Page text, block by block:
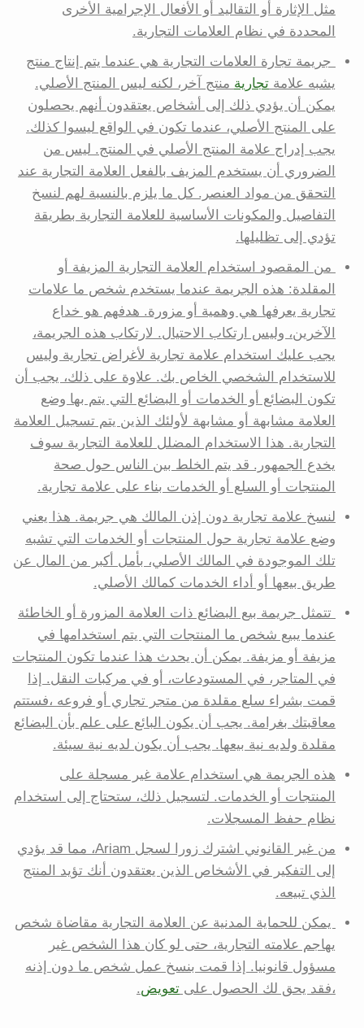
مثل الإثارة أو التقاليد أو الأفعال الإجرامية الأخرى
المحددة في نظام العلامات التجارية.
جريمة تجارة العلامات التجارية هي عندما يتم إنتاج منتج
يشبه علامة تجارية منتج آخر، لكنه ليس المنتج الأصلي.
يمكن أن يؤدي ذلك إلى أشخاص يعتقدون أنهم يحصلون
على المنتج الأصلي، عندما تكون في الواقع ليسوا كذلك.
يجب إدراج علامة المنتج الأصلي في المنتج. ليس من
الضروري أن يستخدم المزيف بالفعل العلامة التجارية عند
التحقق من مواد العنصر. كل ما يلزم بالنسبة لهم لنسخ
التفاصيل والمكونات الأساسية للعلامة التجارية بطريقة
تؤدي إلى تظليلها.
من المقصود استخدام العلامة التجارية المزيفة أو
المقلدة: هذه الجريمة عندما يستخدم شخص ما علامات
تجارية يعرفها هي وهمية أو مزورة. هدفهم هو خداع
الآخرين، وليس ارتكاب الاحتيال. لارتكاب هذه الجريمة،
يجب عليك استخدام علامة تجارية لأغراض تجارية وليس
للاستخدام الشخصي الخاص بك. علاوة على ذلك، يجب أن
تكون البضائع أو الخدمات أو البضائع التي يتم بها وضع
العلامة مشابهة أو مشابهة لأولئك الذين يتم تسجيل العلامة
التجارية. هذا الاستخدام المضلل للعلامة التجارية سوف
يخدع الجمهور. قد يتم الخلط بين الناس حول صحة
المنتجات أو السلع أو الخدمات بناء على علامة تجارية.
لنسخ علامة تجارية دون إذن المالك هي جريمة. هذا يعني
وضع علامة تجارية حول المنتجات أو الخدمات التي تشبه
تلك الموجودة في المالك الأصلي، بأمل أكبر من المال عن
طريق بيعها أو أداء الخدمات كمالك الأصلي.
تتمثل جريمة بيع البضائع ذات العلامة المزورة أو الخاطئة
عندما يبيع شخص ما المنتجات التي يتم استخدامها في
مزيفة أو مزيفة. يمكن أن يحدث هذا عندما تكون المنتجات
في المتاجر، في المستودعات، أو في مركبات النقل. إذا
قمت بشراء سلع مقلدة من متجر تجاري أو فروعه ،فستتم
معاقبتك بغرامة. يجب أن يكون البائع على علم بأن البضائع
مقلدة ولديه نية بيعها. يجب أن يكون لديه نية سيئة.
هذه الجريمة هي استخدام علامة غير مسجلة على
المنتجات أو الخدمات. لتسجيل ذلك، ستحتاج إلى استخدام
نظام حفظ المسجلات.
من غير القانوني اشترك زورا لسجل Ariam، مما قد يؤدي
إلى التفكير في الأشخاص الذين يعتقدون أنك تؤيد المنتج
الذي تبيعه.
يمكن للحماية المدنية عن العلامة التجارية مقاضاة شخص
يهاجم علامته التجارية، حتى لو كان هذا الشخص غير
مسؤول قانونيا. إذا قمت بنسخ عمل شخص ما دون إذنه
،فقد يحق لك الحصول على تعويض.